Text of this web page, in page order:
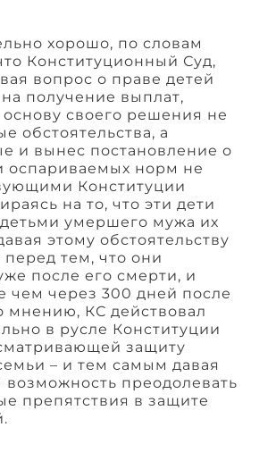
хорошо, по словам
Конституционный Суд,
вопрос о праве детей
получение выплат,
своего решения не
обстоятельства, а
и вынес постановление о
оспариваемых норм не
Конституции
на то, что эти дети
умершего мужа их
этому обстоятельству
перед тем, что они
после его смерти, и
чем через 300 дней после
мнению, КС действовал
в русле Конституции
защиту
– и тем самым давая
возможность преодолевать
препятствия в защите